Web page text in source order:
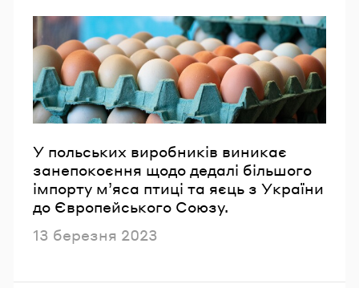
У польських виробників виникає
занепокоєння щодо дедалі більшого
імпорту м’яса птиці та яєць з України
до Європейського Союзу.
Опубліковано
13 березня 2023